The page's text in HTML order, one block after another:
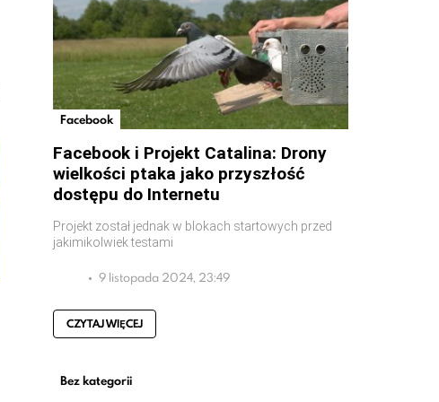
Facebook
Facebook i Projekt Catalina: Drony
wielkości ptaka jako przyszłość
dostępu do Internetu
Projekt został jednak w blokach startowych przed
jakimikolwiek testami
9 listopada 2024, 23:49
CZYTAJ WIĘCEJ
Bez kategorii